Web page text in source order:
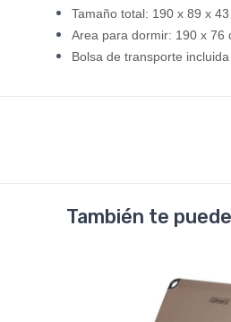
Tamaño total: 190 x 89 x 43
Area para dormir: 190 x 76
Bolsa de transporte incluida
También te